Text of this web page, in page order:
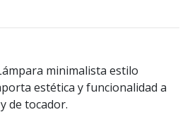
minimalista estilo
estética y funcionalidad a
de tocador.